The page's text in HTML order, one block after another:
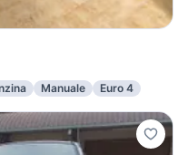
Manuale Euro 4